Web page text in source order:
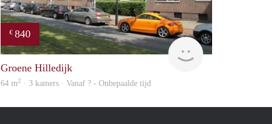
€ 840
finder
Groene Hilledijk
64 m2 · 3 kamers · Vanaf ? - Onbepaalde tijd